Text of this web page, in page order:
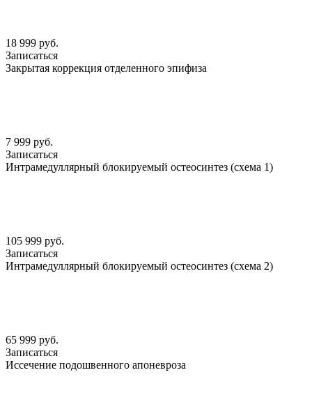
18 999 руб.
Записаться
Закрытая коррекция отделенного эпифиза
7 999 руб.
Записаться
Интрамедуллярный блокируемый остеосинтез (схема 1)
105 999 руб.
Записаться
Интрамедуллярный блокируемый остеосинтез (схема 2)
65 999 руб.
Записаться
Иссечение подошвенного апоневроза